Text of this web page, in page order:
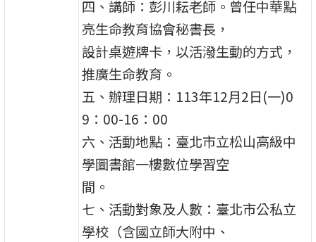
四、講師：彭川耘老師。曾任中華點
亮生命教育協會秘書長，
設計桌遊牌卡，以活潑生動的方式，
推廣生命教育。
五、辦理日期：113年12月2日(一)0
9：00-16：00
六、活動地點：臺北市立松山高級中
學圖書館一樓數位學習空
間。
七、活動對象及人數：臺北市公私立
學校（含國立師大附中、